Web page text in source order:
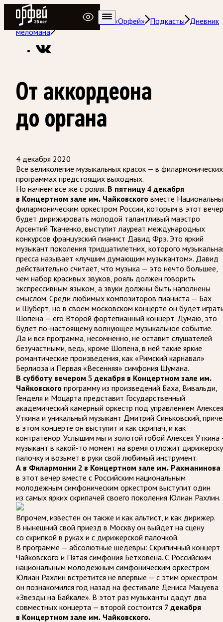
Радио Орфей
Радио классической музыки «Орфей» Подкасты Дневник
меломана
От аккордеона
до органа
4 декабря 2020
Все великолепие музыкальных красок — в филармонических
программах предстоящих выходных.
Но начнем все же с рояля. В пятницу 4 декабря
в Концертном зале им. Чайковского вместе
филармоническим оркестром России, которым в этот вечер
будет дирижировать молодой талантливый маэстро
Арсентий Ткаченко, выступит лауреат международных
конкурсов французский пианист Давид Фрэ. Это яркий
музыкант поколения тридцатилетних, которого
пресса называет «лучшим думающим музыкантом». Давид
действительно считает, что музыка — это нечто большее,
чем набор красивых звуков, рояль должен говорить
экспрессивным языком, а звуки должны быть наполнены
смыслом. Среди любимых композиторов пианиста — Бах
и Шуберт, но в своем московском концерте он будет
Шопена — его Второй фортепианный концерт. Думаю, это
будет по-настоящему волнующее музыкальное событие.
Да и вся программа, несомненно, не оставит слушателей
безучастными, ведь, кроме Шопена, в ней такие яркие
романтические произведения, как «Римский карнавал»
Берлиоза и Первая «Весенняя» симфония Шумана.
В субботу вечером 5 декабря в Концертном зале им.
Чайковского программу из произведений Баха, Вивальди,
Генделя и Моцарта представит Государственный
академический камерный оркестр под управлением Алексея
Уткина и уникальный музыкант Дмитрий Синьковский,
в этом концерте он выступит и как скрипач, и как
контратенор. Услышим мы и золотой гобой Алексея Уткина
музыкант в какой-то момент на время отложит
палочку и возьмет в руки свой любимый инструмент.
А в Филармонии 2 в Концертном зале им. Рахманинова
в этот вечер вместе с Российским национальным
молодежным симфоническим оркестром выступит один
из самых ярких скрипачей своего поколения Юлиан Рахлин.
Впрочем, известен он также и как альтист, и как дирижер.
В нынешний свой приезд в Москву он выйдет на сцену
со скрипкой в руках и с дирижерской палочкой.
В программе — абсолютные шедевры: Скрипичный концерт
Чайковского и Пятая симфония Бетховена. С Российским
национальным молодежным симфоническим оркестром
Юлиан Рахлин встретится не впервые — с этим оркестром
он познакомился год назад на фестивале Дениса Мацуева
«Звезды на Байкале». В этот раз музыканты дадут два
совместных концерта — второй состоится 7 декабря
в Концертном зале им. Чайковского.